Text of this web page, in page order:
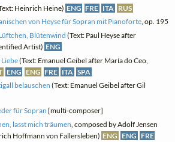
Heinrich Heine) ENG FRE ITA RUS
von Heyse für Sopran mit Pianoforte, op. 195
Blütenwind (Text: Paul Heyse after
Artist) ENG
(Text: Emanuel Geibel after María do Ceo,
ENG ENG FRE ITA SPA
belauschen (Text: Emanuel Geibel after Gil
für Sopran[multi-composer]
lasst mich träumen , composed by Adolf Jensen
Hoffmann von Fallersleben) ENG ENG FRE